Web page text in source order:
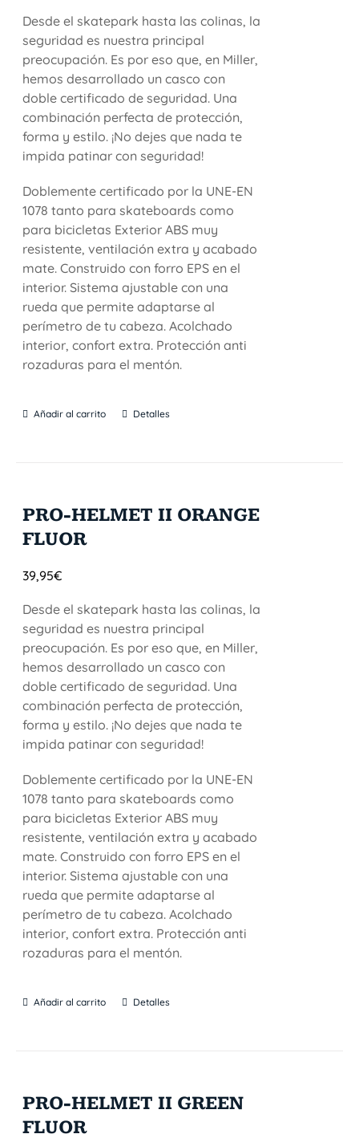
Desde el skatepark hasta las colinas, la
seguridad es nuestra principal
preocupación. Es por eso que, en Miller,
hemos desarrollado un casco con
doble certificado de seguridad. Una
combinación perfecta de protección,
forma y estilo. ¡No dejes que nada te
impida patinar con seguridad!
Doblemente certificado por la UNE-EN
1078 tanto para skateboards como
para bicicletas Exterior ABS muy
resistente, ventilación extra y acabado
mate. Construido con forro EPS en el
interior. Sistema ajustable con una
rueda que permite adaptarse al
perímetro de tu cabeza. Acolchado
interior, confort extra. Protección anti
rozaduras para el mentón.
Añadir al carrito Detalles
PRO-HELMET II ORANGE
FLUOR
39,95€
Desde el skatepark hasta las colinas, la
seguridad es nuestra principal
preocupación. Es por eso que, en Miller,
hemos desarrollado un casco con
doble certificado de seguridad. Una
combinación perfecta de protección,
forma y estilo. ¡No dejes que nada te
impida patinar con seguridad!
Doblemente certificado por la UNE-EN
1078 tanto para skateboards como
para bicicletas Exterior ABS muy
resistente, ventilación extra y acabado
mate. Construido con forro EPS en el
interior. Sistema ajustable con una
rueda que permite adaptarse al
perímetro de tu cabeza. Acolchado
interior, confort extra. Protección anti
rozaduras para el mentón.
Añadir al carrito Detalles
PRO-HELMET II GREEN
FLUOR